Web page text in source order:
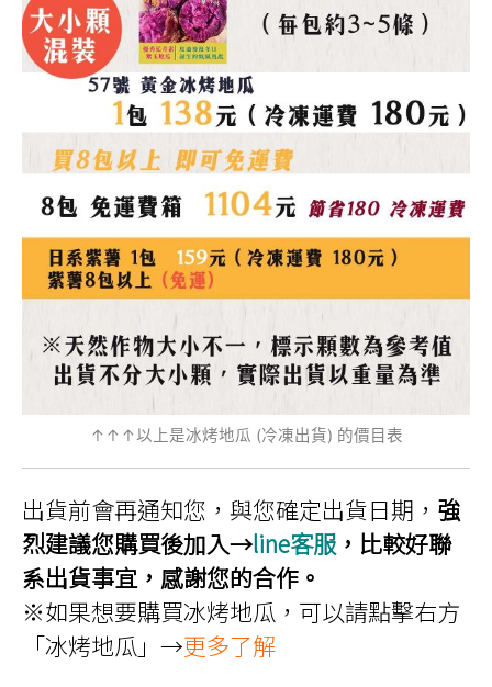
↑↑↑以上是冰烤地瓜 (冷凍出貨) 的價目表
出貨前會再通知您，與您確定出貨日期， 強
烈建議您購買後加入→line客服 ，比較好聯
系出貨事宜，感謝您的合作。
※如果想要購買冰烤地瓜，可以請點擊右方
「冰烤地瓜」→更多了解